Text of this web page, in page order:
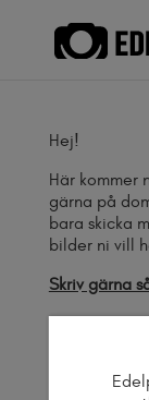
Hej!
Här kommer
gärna på
bara skicka
bilder ni vill
Skriv gärna